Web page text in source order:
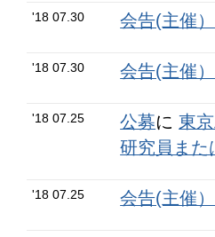
'18 07.30 会告(主催）
'18 07.30 会告(主催）
'18 07.25 公募に東
研究員また
'18 07.25 会告(主催）